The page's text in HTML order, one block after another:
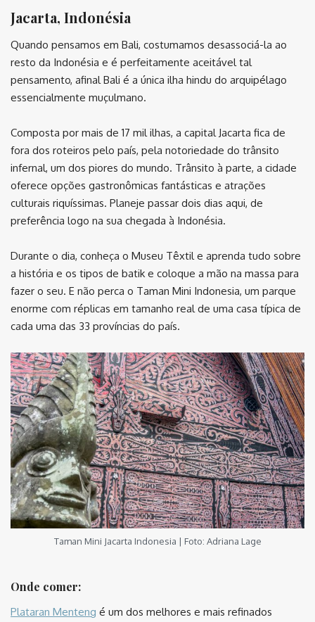
Jacarta, Indonésia
Quando pensamos em Bali, costumamos desassociá-la ao
resto da Indonésia e é perfeitamente aceitável tal
pensamento, afinal Bali é a única ilha hindu do arquipélago
essencialmente muçulmano.
Composta por mais de 17 mil ilhas, a capital Jacarta fica de
fora dos roteiros pelo país, pela notoriedade do trânsito
infernal, um dos piores do mundo. Trânsito à parte, a cidade
oferece opções gastronômicas fantásticas e atrações
culturais riquíssimas. Planeje passar dois dias aqui, de
preferência logo na sua chegada à Indonésia.
Durante o dia, conheça o Museu Têxtil e aprenda tudo sobre
a história e os tipos de batik e coloque a mão na massa para
fazer o seu. E não perca o Taman Mini Indonesia, um parque
enorme com réplicas em tamanho real de uma casa típica de
cada uma das 33 províncias do país.
Taman Mini Jacarta Indonesia | Foto: Adriana Lage
Onde comer:
Plataran Menteng é um dos melhores e mais refinados